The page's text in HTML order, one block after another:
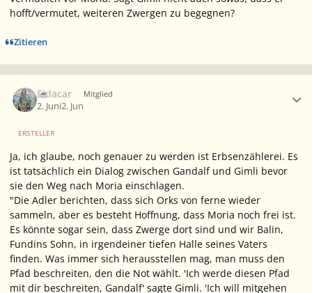
hofft/vermutet, weiteren Zwergen zu begegnen?
Zitieren
Eldacar Mitglied
2. Juni2. Jun
ERSTELLER
Ja, ich glaube, noch genauer zu werden ist Erbsenzählerei. Es
ist tatsächlich ein Dialog zwischen Gandalf und Gimli bevor
sie den Weg nach Moria einschlagen.
"Die Adler berichten, dass sich Orks von ferne wieder
sammeln, aber es besteht Hoffnung, dass Moria noch frei ist.
Es könnte sogar sein, dass Zwerge dort sind und wir Balin,
Fundins Sohn, in irgendeiner tiefen Halle seines Vaters
finden. Was immer sich herausstellen mag, man muss den
Pfad beschreiten, den die Not wählt. 'Ich werde diesen Pfad
mit dir beschreiten, Gandalf' sagte Gimli. 'Ich will mitgehen